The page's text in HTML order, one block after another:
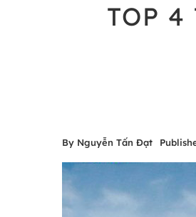
TOP
By Nguyễn Tấn Đạt